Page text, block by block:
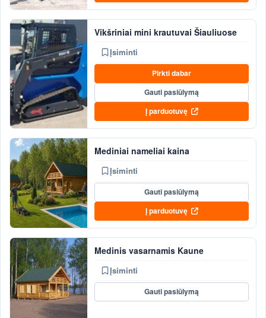
Vikšriniai mini krautuvai Šiauliuose
Įsiminti
Pirkti dabar
Gauti pasiūlymą
Į parduotuvę
Mediniai nameliai kaina
Įsiminti
Gauti pasiūlymą
Į parduotuvę
Medinis vasarnamis Kaune
Įsiminti
Gauti pasiūlymą